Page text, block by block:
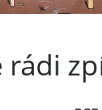
rádi